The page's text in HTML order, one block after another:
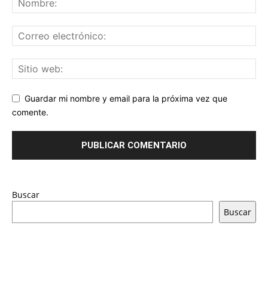
Guardar mi nombre y email para la próxima vez que
comente.
Buscar
Buscar